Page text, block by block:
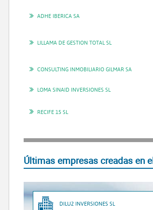
ADHE IBERICA SA
LILLAMA DE GESTION TOTAL SL
CONSULTING INMOBILIARIO GILMAR SA
LOMA SINAID INVERSIONES SL
RECIFE 15 SL
Últimas empresas creadas en
DILU2 INVERSIONES SL